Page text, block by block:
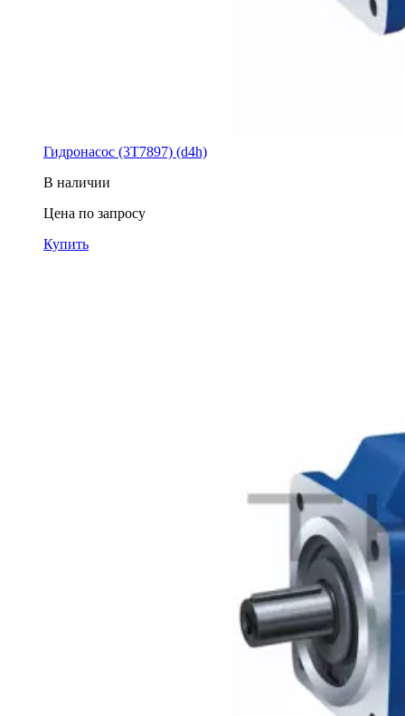
Гидронасос (3T7897) (d4h)
В наличии
Цена по запросу
Купить